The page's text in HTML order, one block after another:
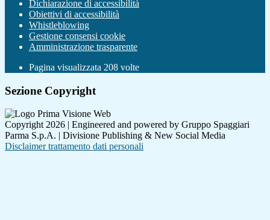
Dichiarazione di accessibilità
Obiettivi di accessibilità
Whistleblowing
Gestione consensi cookie
Amministrazione trasparente
Pagina visualizzata 208 volte
Sezione Copyright
Copyright 2026 | Engineered and powered by Gruppo Spaggiari
Parma S.p.A. | Divisione Publishing & New Social Media
Disclaimer trattamento dati personali